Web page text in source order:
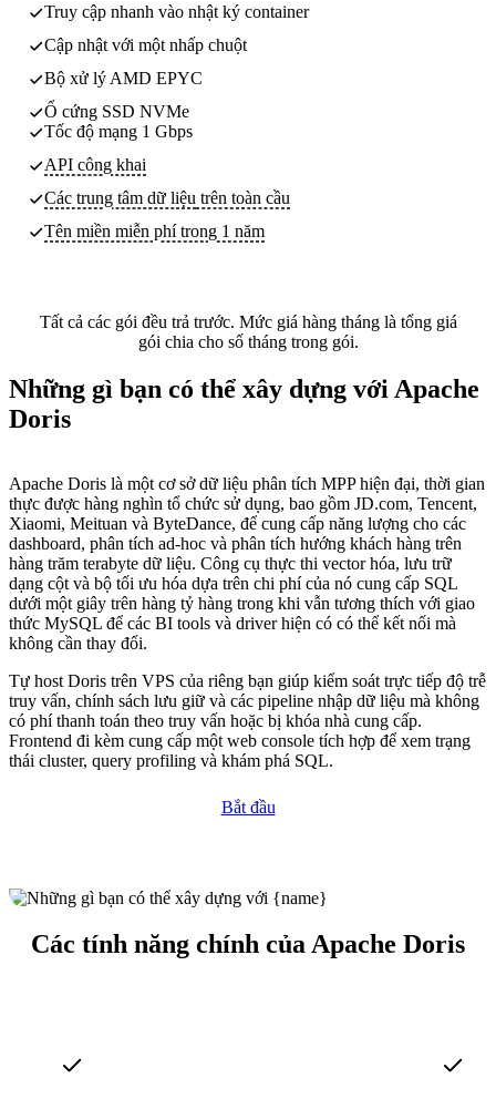
Truy cập nhanh vào nhật ký container
Cập nhật với một nhấp chuột
Bộ xử lý AMD EPYC
Ổ cứng SSD NVMe
Tốc độ mạng 1 Gbps
API công khai
Các trung tâm dữ liệu trên toàn cầu
Tên miền miễn phí trong 1 năm
Tất cả các gói đều trả trước. Mức giá hàng tháng là tổng giá
gói chia cho số tháng trong gói.
Những gì bạn có thể xây dựng với Apache
Doris
Apache Doris là một cơ sở dữ liệu phân tích MPP hiện đại, thời gian
thực được hàng nghìn tổ chức sử dụng, bao gồm JD.com, Tencent,
Xiaomi, Meituan và ByteDance, để cung cấp năng lượng cho các
dashboard, phân tích ad-hoc và phân tích hướng khách hàng trên
hàng trăm terabyte dữ liệu. Công cụ thực thi vector hóa, lưu trữ
dạng cột và bộ tối ưu hóa dựa trên chi phí của nó cung cấp SQL
dưới một giây trên hàng tỷ hàng trong khi vẫn tương thích với giao
thức MySQL để các BI tools và driver hiện có có thể kết nối mà
không cần thay đổi.
Tự host Doris trên VPS của riêng bạn giúp kiểm soát trực tiếp độ trễ
truy vấn, chính sách lưu giữ và các pipeline nhập dữ liệu mà không
có phí thanh toán theo truy vấn hoặc bị khóa nhà cung cấp.
Frontend đi kèm cung cấp một web console tích hợp để xem trạng
thái cluster, query profiling và khám phá SQL.
Bắt đầu
Các tính năng chính của Apache Doris